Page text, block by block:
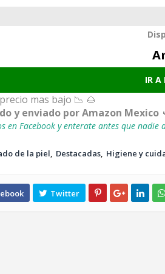
IR A
mas bajo 📉 🌰
y enviado por Amazon Mexico
en Facebook y enterate antes que
de la piel Destacadas Higiene y